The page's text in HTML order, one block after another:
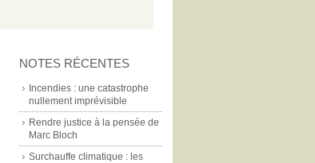
NOTES RÉCENTES
Incendies : une catastrophe
nullement imprévisible
Rendre justice à la pensée de
Marc Bloch
Surchauffe climatique : les